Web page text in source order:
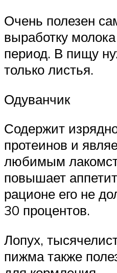
Очень полезен
выработку
период. В пищу
только листья.
Одуванчик
Содержит
протеинов и
любимым
повышает
рационе его не
30 процентов.
Лопух,
пижма также